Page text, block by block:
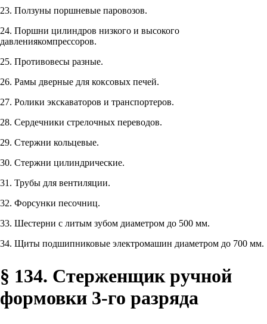
23. Ползуны поршневые паровозов.
24. Поршни цилиндров низкого и высокого
давлениякомпрессоров.
25. Противовесы разные.
26. Рамы дверные для коксовых печей.
27. Ролики экскаваторов и транспортеров.
28. Сердечники стрелочных переводов.
29. Стержни кольцевые.
30. Стержни цилиндрические.
31. Трубы для вентиляции.
32. Форсунки песочниц.
33. Шестерни с литым зубом диаметром до 500 мм.
34. Щиты подшипниковые электромашин диаметром до 700 мм.
§ 134. Стерженщик ручной
формовки 3-го разряда